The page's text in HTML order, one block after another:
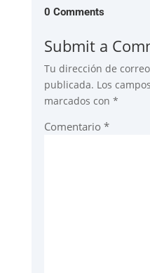
0 Comments
Submit a
Tu dirección de
publicada. Los
marcados con *
Comentario *